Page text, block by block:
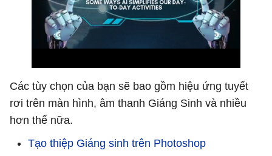
Các tùy chọn của bạn sẽ bao gồm hiệu ứng tuyết
rơi trên màn hình, âm thanh Giáng Sinh và nhiều
hơn thế nữa.
Tạo thiệp Giáng sinh trên Photoshop